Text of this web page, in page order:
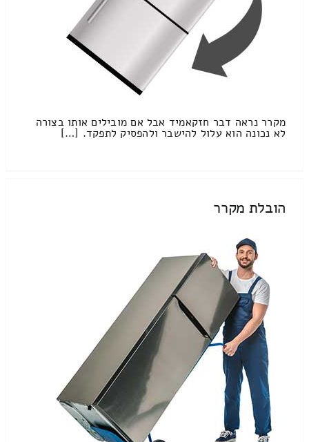
מקרר נראה דבר חזקאמיד אבל אם מובילים אותו בצורה
לא נכונה הוא עלול להישבר ולהפסיק לתפקד. […]
הובלת מקרר